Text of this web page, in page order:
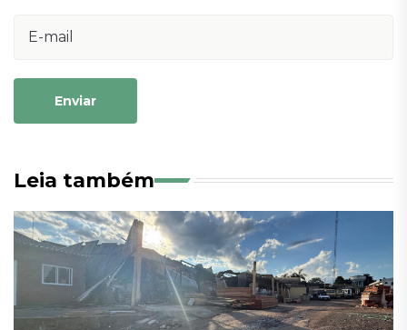
Enviar
Leia também